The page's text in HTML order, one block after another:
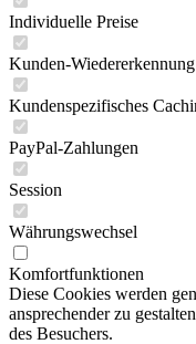
Individuelle Preise
Kunden-Wiedererkennung
Kundenspezifisches
PayPal-Zahlungen
Session
Währungswechsel
Komfortfunktionen
Diese Cookies werden
ansprechender zu
des Besuchers.